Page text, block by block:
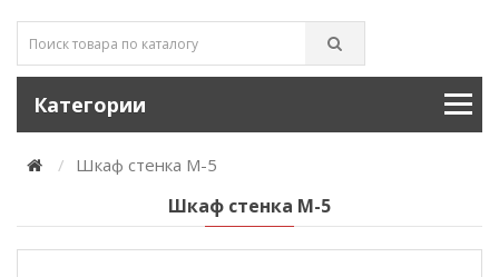
Категории
Шкаф стенка М-5
Шкаф стенка М-5